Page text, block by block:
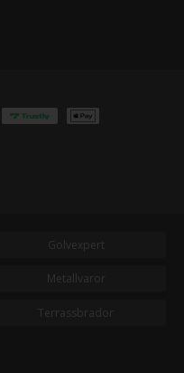
Golvexpert
Metallvaror
Terrassbrador